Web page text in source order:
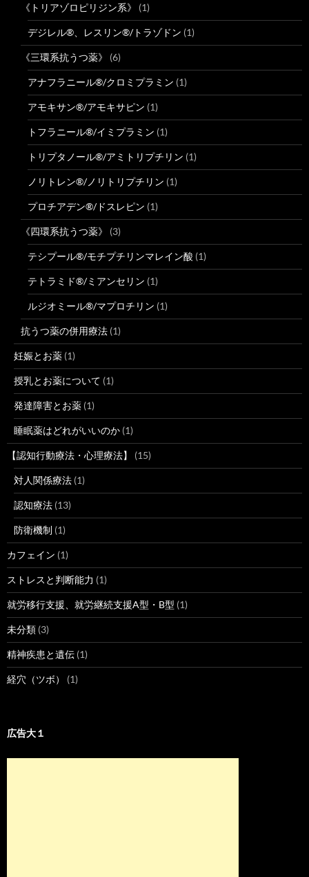
《トリアゾロピリジン系》 (1)
デジレル®、レスリン®/トラゾドン (1)
《三環系抗うつ薬》 (6)
アナフラニール®/クロミプラミン (1)
アモキサン®/アモキサピン (1)
トフラニール®/イミプラミン (1)
トリプタノール®/アミトリプチリン (1)
ノリトレン®/ノリトリプチリン (1)
プロチアデン®/ドスレピン (1)
《四環系抗うつ薬》 (3)
テシプール®/モチプチリンマレイン酸 (1)
テトラミド®/ミアンセリン (1)
ルジオミール®/マプロチリン (1)
抗うつ薬の併用療法 (1)
妊娠とお薬 (1)
授乳とお薬について (1)
発達障害とお薬 (1)
睡眠薬はどれがいいのか (1)
【認知行動療法・心理療法】 (15)
対人関係療法 (1)
認知療法 (13)
防衛機制 (1)
カフェイン (1)
ストレスと判断能力 (1)
就労移行支援、就労継続支援A型・B型 (1)
未分類 (3)
精神疾患と遺伝 (1)
経穴（ツボ） (1)
広告大１